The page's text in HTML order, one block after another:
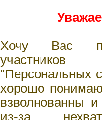
Хочу Вас
участников
"Персональных
хорошо
взволнованны
из-за